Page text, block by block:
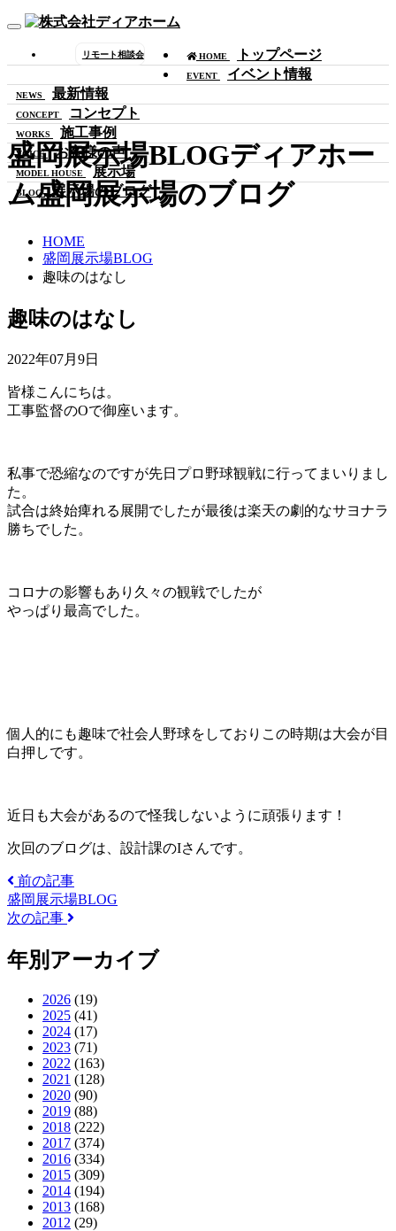
Toggle
リモート相談会 HOME トップページ
EVENT イベント情報
NEWS 最新情報
CONCEPT コンセプト
WORKS 施工事例
VOICE お客様の声
MODEL HOUSE 展示場
BLOG 展示場のブログ
盛岡展示場BLOGディアホー
ム盛岡展示場のブログ
HOME
盛岡展示場BLOG
趣味のはなし
趣味のはなし
2022年07月9日
皆様こんにちは。
工事監督のOで御座います。
私事で恐縮なのですが先日プロ野球観戦に行ってまいりまし
た。
試合は終始痺れる展開でしたが最後は楽天の劇的なサヨナラ
勝ちでした。
コロナの影響もあり久々の観戦でしたが
やっぱり最高でした。
個人的にも趣味で社会人野球をしておりこの時期は大会が目
白押しです。
近日も大会があるので怪我しないように頑張ります！
次回のブログは、設計課のIさんです。
前の記事
盛岡展示場BLOG
次の記事
年別アーカイブ
2026 (19)
2025 (41)
2024 (17)
2023 (71)
2022 (163)
2021 (128)
2020 (90)
2019 (88)
2018 (222)
2017 (374)
2016 (334)
2015 (309)
2014 (194)
2013 (168)
2012 (29)